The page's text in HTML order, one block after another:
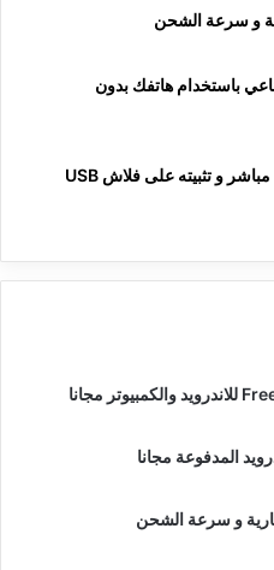
باستخدام هاتفك بدون
تحميل نسخة MacOS Sierra برابط مباشر و تثبيته على فلاش USB
المدفوعة مجانا